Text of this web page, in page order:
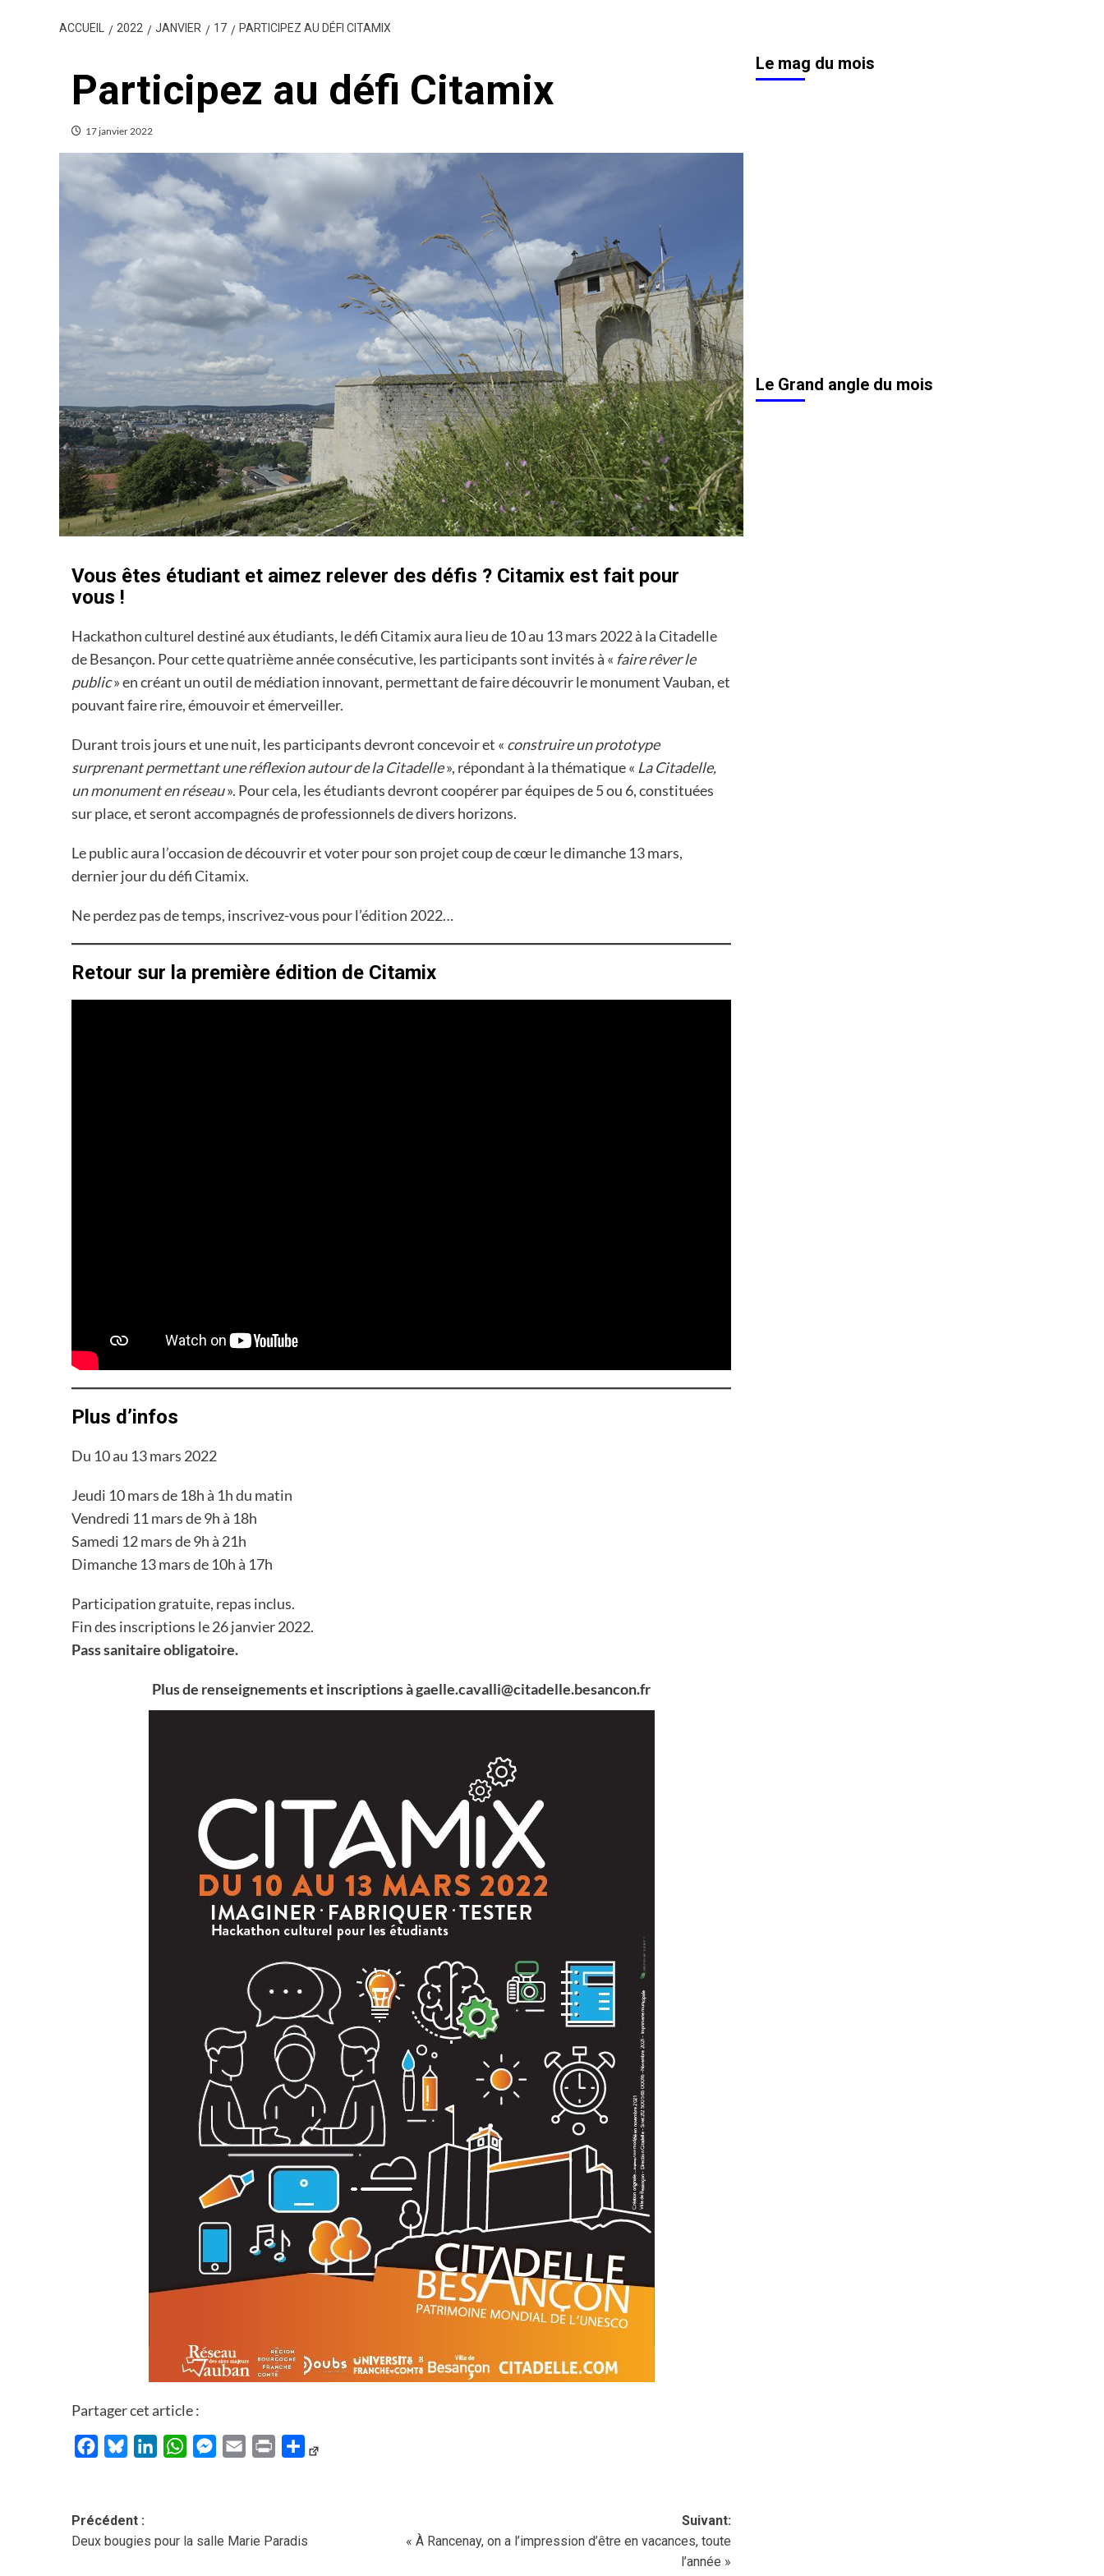
ACCUEIL 2022 JANVIER 17 PARTICIPEZ AU DÉFI CITAMIX
Participez au défi Citamix
17 janvier 2022
Vous êtes étudiant et aimez relever des défis ? Citamix est fait pour
vous !
Hackathon culturel destiné aux étudiants, le défi Citamix aura lieu de 10 au 13 mars 2022 à la Citadelle
de Besançon. Pour cette quatrième année consécutive, les participants sont invités à « faire rêver le
public» en créant un outil de médiation innovant, permettant de faire découvrir le monument Vauban, et
pouvant faire rire, émouvoir et émerveiller.
Durant trois jours et une nuit, les participants devront concevoir et « construire un prototype
surprenant permettant une réflexion autour de la Citadelle», répondant à la thématique « La Citadelle,
un monument en réseau». Pour cela, les étudiants devront coopérer par équipes de 5 ou 6, constituées
sur place, et seront accompagnés de professionnels de divers horizons.
Le public aura l’occasion de découvrir et voter pour son projet coup de cœur le dimanche 13 mars,
dernier jour du défi Citamix.
Ne perdez pas de temps, inscrivez-vous pour l’édition 2022…
Retour sur la première édition de Citamix
Plus d’infos
Du 10 au 13 mars 2022
Jeudi 10 mars de 18h à 1h du matin
Vendredi 11 mars de 9h à 18h
Samedi 12 mars de 9h à 21h
Dimanche 13 mars de 10h à 17h
Participation gratuite, repas inclus.
Fin des inscriptions le 26 janvier 2022.
Pass sanitaire obligatoire.
Plus de renseignements et inscriptions à gaelle.cavalli@citadelle.besancon.fr
Partager cet article :
FacebookBlueskyLinkedInWhatsAppMessenger
Email Print Partager
Navigation
d’article
Précédent :
Deux bougies pour la salle Marie Paradis
Suivant:
« À Rancenay, on a l’impression d’être en vacances, toute
l’année »
Le mag du mois
Le Grand angle du mois